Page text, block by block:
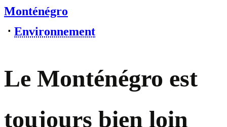
Monténégro
⋅ Environnement
Le Monténégro est
toujours bien loin